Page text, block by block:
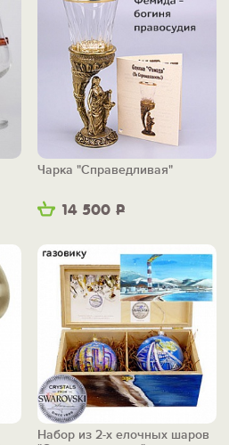
14 500 Р
Чарка "Справедливая"
Набор из 2-х елочных шаров